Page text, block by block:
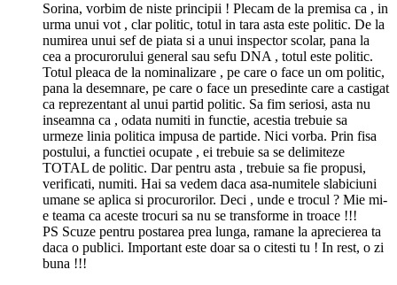
Sorina, vorbim de niste principii ! Plecam de la premisa ca , in
urma unui vot , clar politic, totul in tara asta este politic. De la
numirea unui sef de piata si a unui inspector scolar, pana la
cea a procurorului general sau sefu DNA , totul este politic.
Totul pleaca de la nominalizare , pe care o face un om politic,
pana la desemnare, pe care o face un presedinte care a castigat
ca reprezentant al unui partid politic. Sa fim seriosi, asta nu
inseamna ca , odata numiti in functie, acestia trebuie sa
urmeze linia politica impusa de partide. Nici vorba. Prin fisa
postului, a functiei ocupate , ei trebuie sa se delimiteze
TOTAL de politic. Dar pentru asta , trebuie sa fie propusi,
verificati, numiti. Hai sa vedem daca asa-numitele slabiciuni
umane se aplica si procurorilor. Deci , unde e trocul ? Mie mi-
e teama ca aceste trocuri sa nu se transforme in troace !!!
PS Scuze pentru postarea prea lunga, ramane la aprecierea ta
daca o publici. Important este doar sa o citesti tu ! In rest, o zi
buna !!!